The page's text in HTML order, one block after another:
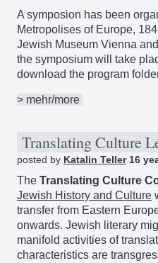
A symposion has been
Metropolises of Europe,
Jewish Museum Vienna
the symposium will take
download the program
> mehr/more
Translating Culture
posted by Katalin Teller16
The Translating Culture
Jewish History and Culture
transfer from Eastern
onwards. Jewish literary
manifold activities of
characteristics are